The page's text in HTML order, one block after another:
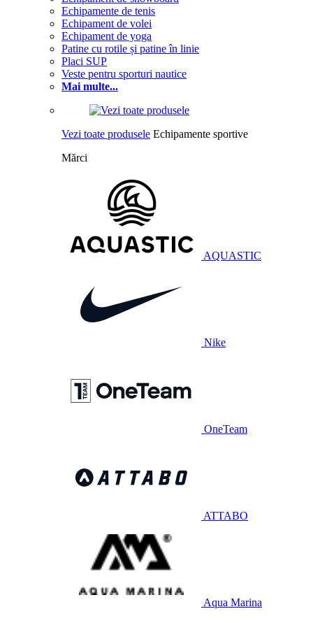
Echipamente de tenis
Echipament de volei
Echipament de yoga
Patine cu rotile și patine în linie
Placi SUP
Veste pentru sporturi nautice
Mai multe...
Vezi toate produsele Echipamente sportive
Mărci
AQUASTIC
Nike
OneTeam
ATTABO
Aqua Marina